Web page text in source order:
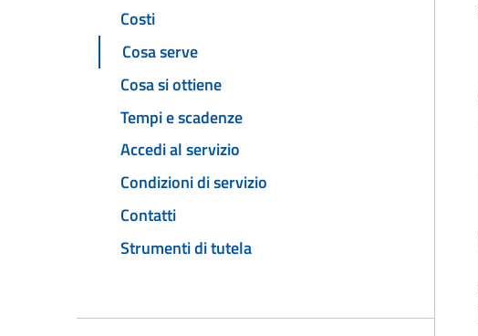
Costi
Cosa serve
Cosa si ottiene
Tempi e scadenze
Accedi al servizio
Condizioni di servizio
Contatti
Strumenti di tutela